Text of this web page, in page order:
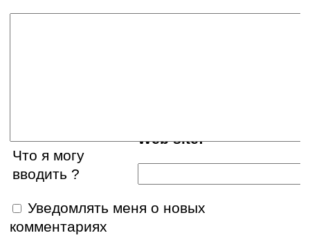
Web site:
Что я могу
вводить ?
Уведомлять меня о новых
комментариях